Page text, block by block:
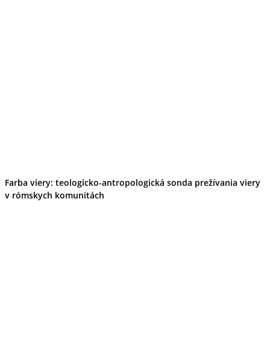
Farba viery: teologicko-antropologická sonda prežívania viery
v rómskych komunitách